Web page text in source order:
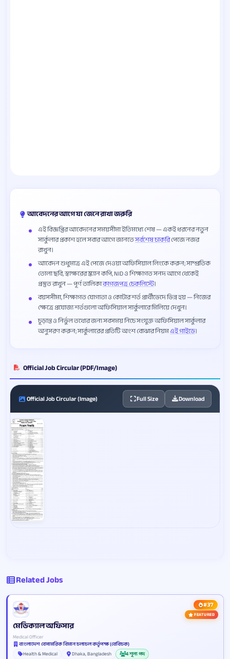
আবেদনের আগে যা জেনে রাখা জরুরি
এই বিজ্ঞপ্তির আবেদনের সময়সীমা ইতিমধ্যে শেষ — একই ধরনের নতুন
সার্কুলার প্রকাশ হলে সবার আগে জানতেসর্বশেষ চাকরিপেজে নজর
রাখুন।
আবেদন শুধুমাত্র এই পেজে দেওয়া অফিসিয়াল লিংকে করুন; সাম্প্রতিক
তোলা ছবি, স্বাক্ষরের স্ক্যান কপি, NID ও শিক্ষাগত সনদ আগে থেকেই
প্রস্তুত রাখুন — পূর্ণ তালিকাকাগজপত্র চেকলিস্টে।
বয়সসীমা, শিক্ষাগত যোগ্যতা ও কোটার শর্ত প্রার্থীভেদে ভিন্ন হয় — নিজের
ক্ষেত্রে প্রযোজ্য শর্তগুলো অফিসিয়াল সার্কুলারে মিলিয়ে দেখুন।
চূড়ান্ত ও নির্ভুল তথ্যের জন্য সবসময় নিচে সংযুক্ত অফিসিয়াল সার্কুলার
অনুসরণ করুন; সার্কুলারের প্রতিটি অংশ বোঝার নিয়মএই গাইডে।
Official Job Circular (PDF/Image)
Official Job Circular (Image) Full Size Download
Related Jobs
#37
FEATURED
মেডিক্যাল অফিসার
Medical Officer
বাংলাদেশ বেসামরিক বিমান চলাচল কর্তৃপক্ষ (বেবিচক)
Health & Medical
Dhaka, Bangladesh 4 শূন্য পদ